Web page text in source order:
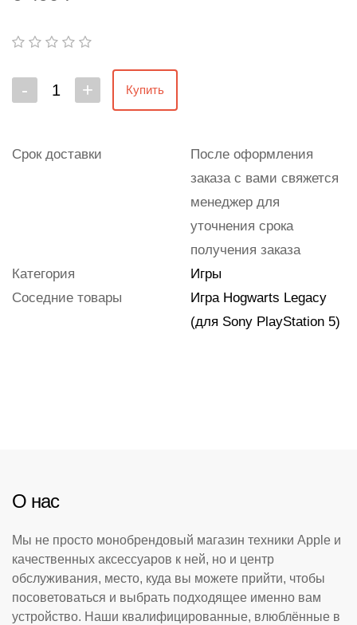
- + Купить
Срок доставки
После оформления
заказа с вами свяжется
менеджер для
уточнения срока
получения заказа
Категория
Игры
Соседние товары
Игра Hogwarts Legacy
(для Sony PlayStation 5)
О нас
Мы не просто монобрендовый магазин техники Apple и
качественных аксессуаров к ней, но и центр
обслуживания, место, куда вы можете прийти, чтобы
посоветоваться и выбрать подходящее именно вам
устройство. Наши квалифицированные, влюблённые в